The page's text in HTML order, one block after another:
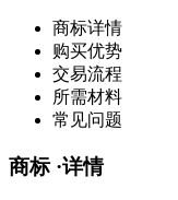
商标详情
购买优势
交易流程
所需材料
常见问题
商标 ·详情